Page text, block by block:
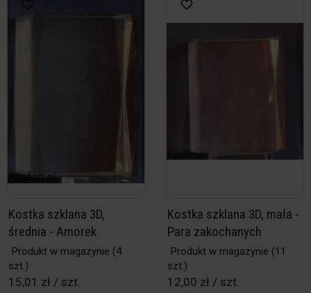
Kostka szklana 3D,
średnia - Amorek
Produkt w magazynie (4
szt.)
15,01 zł / szt.
Kostka szklana 3D, mała -
Para zakochanych
Produkt w magazynie (11
szt.)
12,00 zł / szt.